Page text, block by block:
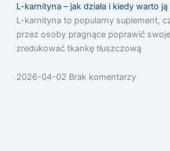
L-karnityna – jak działa i kiedy warto
L-karnityna to popularny suplement,
przez osoby pragnące poprawić
zredukować tkankę tłuszczową
2026-04-02 Brak komentarzy